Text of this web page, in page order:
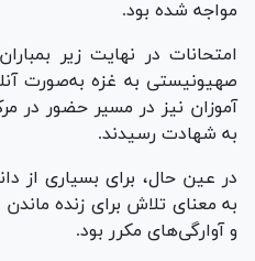
مواجه شده بود.
امتحانات در نهایت زیر
صهیونیستی به غزه به‌صورت
آموزان نیز در مسیر حضور در
به شهادت رسیدند.
در عین حال، برای بسیاری از
به معنای تلاش برای زنده ماندن
و آوارگی‌های مکرر بود.